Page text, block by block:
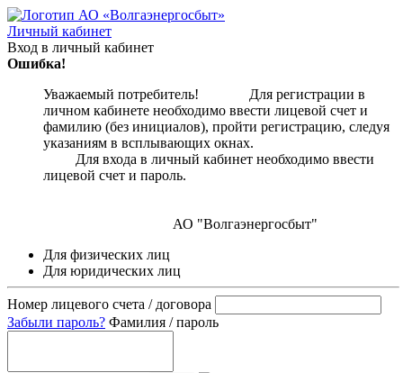
Личный кабинет
Вход в личный кабинет
Ошибка!
Уважаемый потребитель! Для регистрации в
личном кабинете необходимо ввести лицевой счет и
фамилию (без инициалов), пройти регистрацию, следуя
указаниям в всплывающих окнах.
Для входа в личный кабинет необходимо ввести
лицевой счет и пароль.
АО "Волгаэнергосбыт"
Для физических лиц
Для юридических лиц
Номер лицевого счета / договора
Забыли пароль? Фамилия / пароль